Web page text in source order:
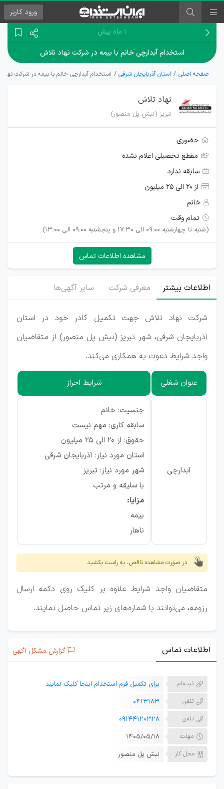
ورود کاربر
۱ ماه پیش
استخدام آبدارچی خانم با بیمه در شرکت نهاد تلاش
صفحه اصلی استان آذربایجان شرقی استخدام آبدارچی خانم با بیمه در شرکت
نهاد تلاش
تبریز (نبش پل منصور)
حضوری
مقطع تحصیلی اعلام نشده
سابقه ندارد
از ۲۰ الی ۲۵ میلیون
خانم
تمام وقت
(شنبه تا چهارشنبه 09:00 الی 17:30 و پنجشنبه 09:00 الی 13:00)
مشاهده اطلاعات تماس
اطلاعات بیشتر معرفی شرکت سایر آگهی‌ها
شرکت نهاد تلاش جهت تکمیل کادر خود در استان
آذربایجان شرقی، شهر تبریز (نبش پل منصور) از متقاضیان
واجد شرایط دعوت به همکاری می‌کند.
عنوان شغلی شرایط احراز
آبدارچی
جنسیت: خانم
سابقه کاری: مهم نیست
حقوق: از ۲۰ الی ۲۵ میلیون
استان مورد نیاز: آذربایجان شرقی
شهر مورد نیاز: تبریز
با سلیقه و مرتب
مزایا:
بیمه
ناهار
در صورت مشاهده ناقص، به راست بکشید
متقاضیان واجد شرایط علاوه بر کلیک روی دکمه ارسال
رزومه، می‌توانند با شماره‌های زیر تماس حاصل نمایند.
اطلاعات تماس گزارش مشکل آگهی
ثبت‌نام برای تکمیل فرم استخدام اینجا کلیک نمایید
تلفن 0413183
تلفن 09144120328
مهلت ۱۴۰۵/۰۵/۱۸
محل کار نبش پل منصور